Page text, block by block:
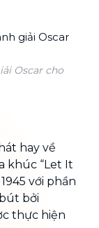
Oscar cho
hay về
khúc “Let It
với phần
bởi
thực hiện